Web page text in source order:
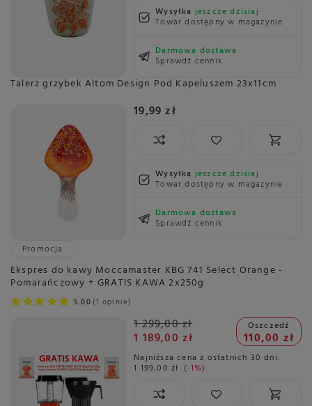
Wysyłkajeszcze dzisiaj
Towar dostępny w magazynie
Darmowa dostawa
Sprawdź cennik
Talerz grzybek Altom Design Pod Kapeluszem 23x11cm
19,99 zł
Wysyłkajeszcze dzisiaj
Towar dostępny w magazynie
Darmowa dostawa
Sprawdź cennik
Promocja
Ekspres do kawy Moccamaster KBG 741 Select Orange -
Pomarańczowy + GRATIS KAWA 2x250g
5.00 1 opinie
1 299,00 zł
1 189,00 zł
Oszczedź
110,00 zł
Najniższa cena z ostatnich 30 dni:
1 199,00 zł -1%